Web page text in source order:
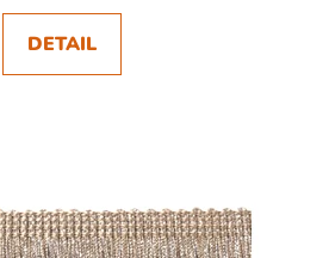
DETAIL